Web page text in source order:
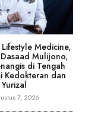
Medicine,
Mulijono,
di Tengah
Kedokteran dan
7, 2026